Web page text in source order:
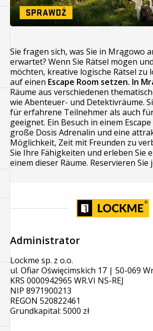
Sie fragen sich, was Sie in Mrągowo
erwartet? Wenn Sie Rätsel mögen
möchten, kreative logische Rätsel zu
auf einen Escape Room setzen. In
Räume aus verschiedenen
wie Abenteuer- und Detektivräume.
für erfahrene Teilnehmer als auch
geeignet. Ein Besuch in einem
große Dosis Adrenalin und eine
Möglichkeit, Zeit mit Freunden zu
Sie Ihre Fähigkeiten und erleben Sie
einem dieser Räume. Reservieren Sie
Administrator
Lockme sp. z o.o.
ul. Ofiar Oświęcimskich 17 | 50-069
KRS 0000942965 WR.VI NS-REJ
NIP 8971900213
REGON 520822461
Grundkapital: 5000 zł